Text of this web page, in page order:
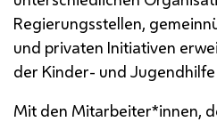
Regierungsstellen,
und privaten Initiativen
der Kinder- und
Mit den Mitarbeiter*innen,